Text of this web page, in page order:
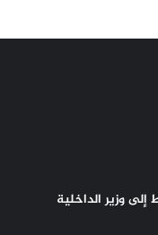
وزير الداخلية